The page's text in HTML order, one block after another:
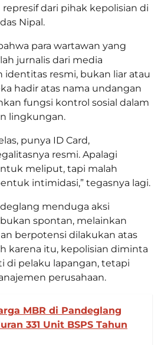
dari pihak kepolisian di
Nipal.
para wartawan yang
jurnalis dari media
identitas resmi, bukan liar atau
hadir atas nama undangan
fungsi kontrol sosial dalam
lingkungan.
punya ID Card,
resmi. Apalagi
meliput, tapi malah
intimidasi,” tegasnya lagi.
menduga aksi
spontan, melainkan
berpotensi dilakukan atas
karena itu, kepolisian diminta
di pelaku lapangan, tetapi
perusahaan.
MBR di Pandeglang
331 Unit BSPS Tahun